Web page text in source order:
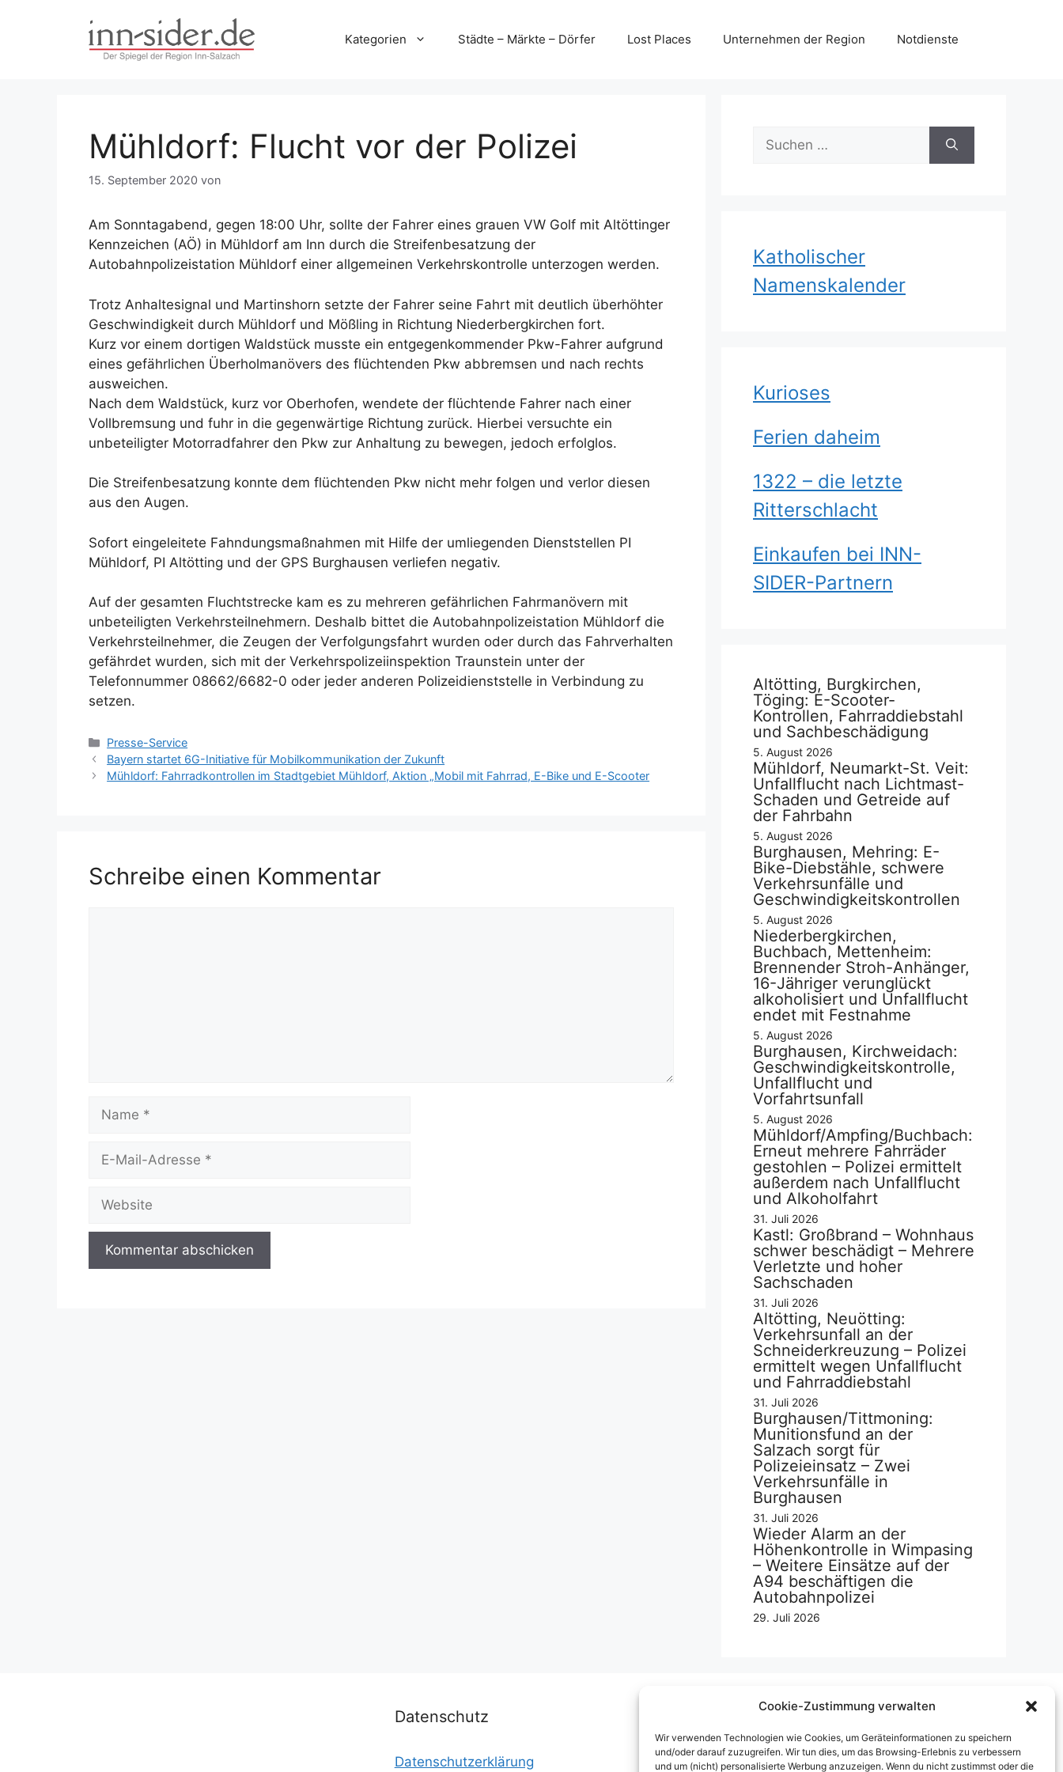
Cookie-Zustimmung verwalten
Wir verwenden Technologien wie Cookies, um Geräteinformationen zu speichern
und/oder darauf zuzugreifen. Wir tun dies, um das Browsing-Erlebnis zu verbessern
und um (nicht) personalisierte Werbung anzuzeigen. Wenn du nicht zustimmst oder die
Kategorien Städte – Märkte – Dörfer Lost Places Unternehmen der Region Notdienste
Mühldorf: Flucht vor der Polizei
15. September 2020 von
Am Sonntagabend, gegen 18:00 Uhr, sollte der Fahrer eines grauen VW Golf mit Altöttinger
Kennzeichen (AÖ) in Mühldorf am Inn durch die Streifenbesatzung der
Autobahnpolizeistation Mühldorf einer allgemeinen Verkehrskontrolle unterzogen werden.
Trotz Anhaltesignal und Martinshorn setzte der Fahrer seine Fahrt mit deutlich überhöhter
Geschwindigkeit durch Mühldorf und Mößling in Richtung Niederbergkirchen fort.
Kurz vor einem dortigen Waldstück musste ein entgegenkommender Pkw-Fahrer aufgrund
eines gefährlichen Überholmanövers des flüchtenden Pkw abbremsen und nach rechts
ausweichen.
Nach dem Waldstück, kurz vor Oberhofen, wendete der flüchtende Fahrer nach einer
Vollbremsung und fuhr in die gegenwärtige Richtung zurück. Hierbei versuchte ein
unbeteiligter Motorradfahrer den Pkw zur Anhaltung zu bewegen, jedoch erfolglos.
Die Streifenbesatzung konnte dem flüchtenden Pkw nicht mehr folgen und verlor diesen
aus den Augen.
Sofort eingeleitete Fahndungsmaßnahmen mit Hilfe der umliegenden Dienststellen PI
Mühldorf, PI Altötting und der GPS Burghausen verliefen negativ.
Auf der gesamten Fluchtstrecke kam es zu mehreren gefährlichen Fahrmanövern mit
unbeteiligten Verkehrsteilnehmern. Deshalb bittet die Autobahnpolizeistation Mühldorf die
Verkehrsteilnehmer, die Zeugen der Verfolgungsfahrt wurden oder durch das Fahrverhalten
gefährdet wurden, sich mit der Verkehrspolizeiinspektion Traunstein unter der
Telefonnummer 08662/6682-0 oder jeder anderen Polizeidienststelle in Verbindung zu
setzen.
Kategorien
Presse-Service
Bayern startet 6G-Initiative für Mobilkommunikation der Zukunft
Mühldorf: Fahrradkontrollen im Stadtgebiet Mühldorf, Aktion „Mobil mit Fahrrad, E-Bike und E-Scooter
Schreibe einen Kommentar
Name
Website
Suchen
nach:
Katholischer
Namenskalender
Kurioses
Ferien daheim
1322 – die letzte
Ritterschlacht
Einkaufen bei INN-
SIDER-Partnern
Altötting, Burgkirchen,
Töging: E-Scooter-
Kontrollen, Fahrraddiebstahl
und Sachbeschädigung
5. August 2026
Mühldorf, Neumarkt-St. Veit:
Unfallflucht nach Lichtmast-
Schaden und Getreide auf
der Fahrbahn
5. August 2026
Burghausen, Mehring: E-
Bike-Diebstähle, schwere
Verkehrsunfälle und
Geschwindigkeitskontrollen
5. August 2026
Niederbergkirchen,
Buchbach, Mettenheim:
Brennender Stroh-Anhänger,
16-Jähriger verunglückt
alkoholisiert und Unfallflucht
endet mit Festnahme
5. August 2026
Burghausen, Kirchweidach:
Geschwindigkeitskontrolle,
Unfallflucht und
Vorfahrtsunfall
5. August 2026
Mühldorf/Ampfing/Buchbach:
Erneut mehrere Fahrräder
gestohlen – Polizei ermittelt
außerdem nach Unfallflucht
und Alkoholfahrt
31. Juli 2026
Kastl: Großbrand – Wohnhaus
schwer beschädigt – Mehrere
Verletzte und hoher
Sachschaden
31. Juli 2026
Altötting, Neuötting:
Verkehrsunfall an der
Schneiderkreuzung – Polizei
ermittelt wegen Unfallflucht
und Fahrraddiebstahl
31. Juli 2026
Burghausen/Tittmoning:
Munitionsfund an der
Salzach sorgt für
Polizeieinsatz – Zwei
Verkehrsunfälle in
Burghausen
31. Juli 2026
Wieder Alarm an der
Höhenkontrolle in Wimpasing
– Weitere Einsätze auf der
A94 beschäftigen die
Autobahnpolizei
29. Juli 2026
Datenschutz
Datenschutzerklärung
Über uns
Impressum